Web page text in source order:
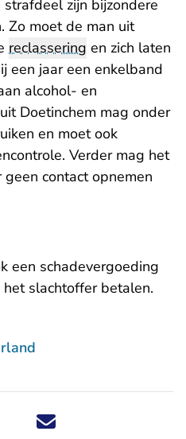
zijn bijzondere
Zo moet de man uit
reclassering en zich laten
een jaar een enkelband
alcohol- en
Doetinchem mag onder
en moet ook
Verder mag het
contact opnemen
een schadevergoeding
slachtoffer betalen.
Deel dit nieuwsbericht via X -
Deel dit nieuwsbericht via
Deel dit nieuwsbericht
Deel dit